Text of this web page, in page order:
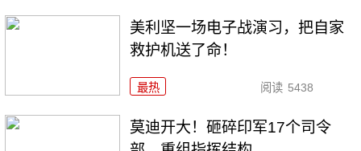
美利坚一场电子战演习，把自家
救护机送了命！
最热 阅读 5438
莫迪开大！砸碎印军17个司令